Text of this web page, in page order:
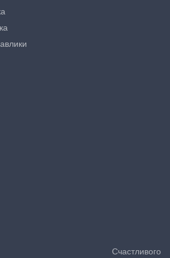
Счастливого